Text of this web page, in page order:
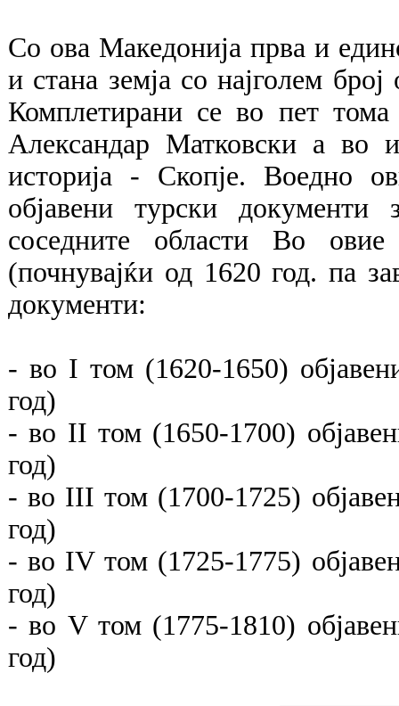
Со ова Македонија прва и
и стана земја со најголем
Комплетирани се во пет
Александар Матковски а во
историја - Скопје. Воедно
објавени турски
соседните области Во
(почнувајќи од 1620 год. па
документи:
- во I том (1620-1650)
год)
- во II том (1650-1700)
год)
- во III том (1700-1725)
год)
- во IV том (1725-1775)
год)
- во V том (1775-1810)
год)